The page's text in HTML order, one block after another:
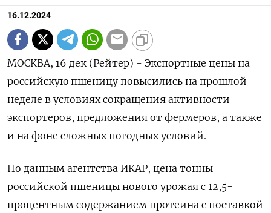
16.12.2024
МОСКВА, 16 дек (Рейтер) - Экспортные цены на
российскую пшеницу повысились на прошлой
неделе в условиях сокращения активности
экспортеров, предложения от фермеров, а также
и на фоне сложных погодных условий.
По данным агентства ИКАР, цена тонны
российской пшеницы нового урожая с 12,5-
процентным содержанием протеина с поставкой